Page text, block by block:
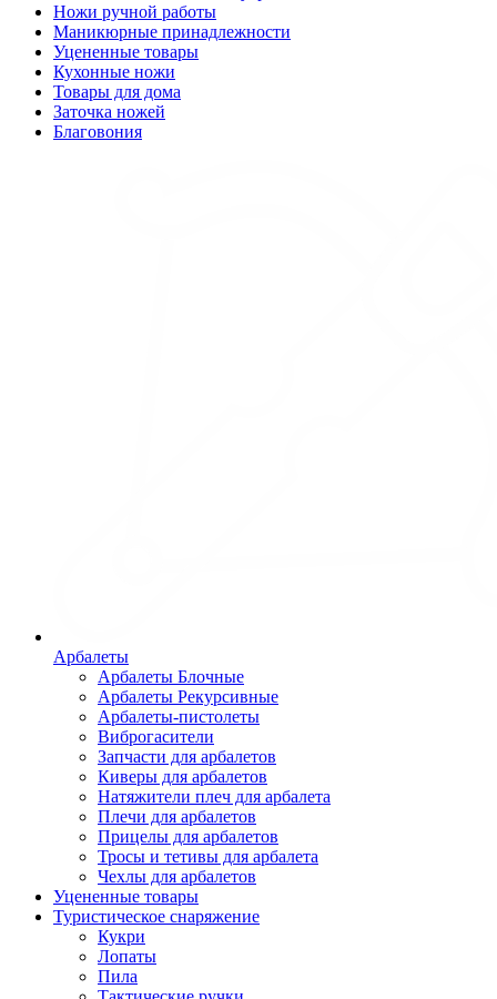
Ножи ручной работы
Маникюрные принадлежности
Уцененные товары
Кухонные ножи
Товары для дома
Заточка ножей
Благовония
Арбалеты
Арбалеты Блочные
Арбалеты Рекурсивные
Арбалеты-пистолеты
Виброгасители
Запчасти для арбалетов
Киверы для арбалетов
Натяжители плеч для арбалета
Плечи для арбалетов
Прицелы для арбалетов
Тросы и тетивы для арбалета
Чехлы для арбалетов
Уцененные товары
Туристическое снаряжение
Кукри
Лопаты
Пила